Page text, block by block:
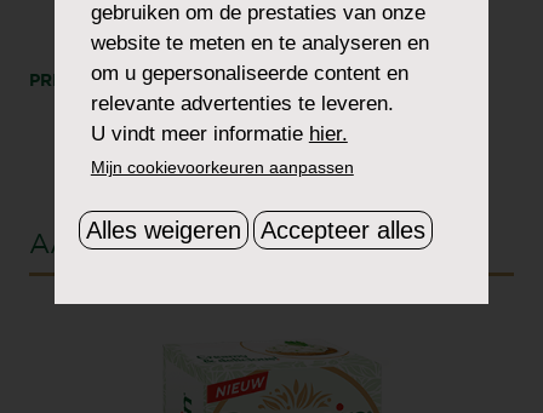
PRINT DEEL
AANBEVOLEN SMAAK
gebruiken om de prestaties van onze
website te meten en te analyseren en
om u gepersonaliseerde content en
relevante advertenties te leveren.
U vindt meer informatie hier.
Mijn cookievoorkeuren aanpassen
Alles weigeren Accepteer alles